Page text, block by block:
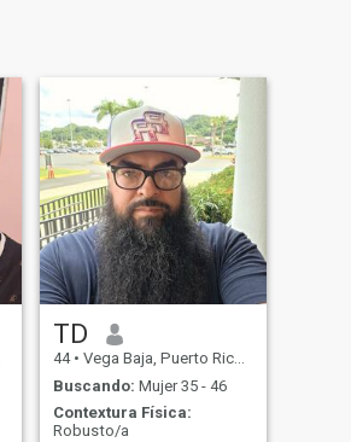
TD
44 • Vega Baja, Puerto Rico, Puerto Rico
Buscando: Mujer 35 - 46
Contextura Física:
Robusto/a